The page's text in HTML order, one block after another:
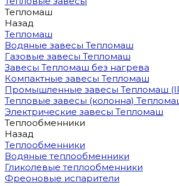
Тепломаш
Назад
Тепломаш
Водяные завесы Тепломаш
Газовые завесы Тепломаш
Завесы Тепломаш без нагрева
Компактные завесы Тепломаш
Промышленные завесы Тепломаш
Тепловые завесы (колонна)
Электрические завесы Тепломаш
Теплообменники
Назад
Теплообменники
Водяные теплообменники
Гликолевые теплообменники
Фреоновые испарители